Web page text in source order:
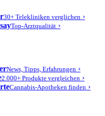
30+ Telekliniken verglichen ›
Top-Arztqualität ›
News, Tipps, Erfahrungen ›
2.000+ Produkte vergleichen ›
Cannabis-Apotheken finden ›